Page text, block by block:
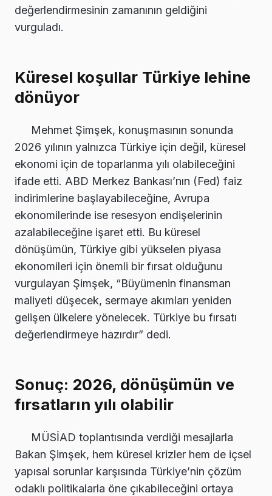
değerlendirmesinin zamanının geldiğini
vurguladı.
Küresel koşullar Türkiye lehine
dönüyor
Mehmet Şimşek, konuşmasının sonunda
2026 yılının yalnızca Türkiye için değil, küresel
ekonomi için de toparlanma yılı olabileceğini
ifade etti. ABD Merkez Bankası’nın (Fed) faiz
indirimlerine başlayabileceğine, Avrupa
ekonomilerinde ise resesyon endişelerinin
azalabileceğine işaret etti. Bu küresel
dönüşümün, Türkiye gibi yükselen piyasa
ekonomileri için önemli bir fırsat olduğunu
vurgulayan Şimşek, “Büyümenin finansman
maliyeti düşecek, sermaye akımları yeniden
gelişen ülkelere yönelecek. Türkiye bu fırsatı
değerlendirmeye hazırdır” dedi.
Sonuç: 2026, dönüşümün ve
fırsatların yılı olabilir
MÜSİAD toplantısında verdiği mesajlarla
Bakan Şimşek, hem küresel krizler hem de içsel
yapısal sorunlar karşısında Türkiye’nin çözüm
odaklı politikalarla öne çıkabileceğini ortaya